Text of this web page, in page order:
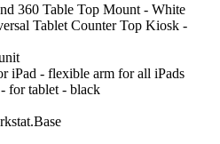
360 Table Top Mount - White
Tablet Counter Top Kiosk -
iPad - flexible arm for all iPads
for tablet - black